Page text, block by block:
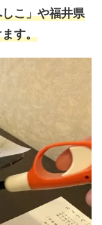
こ」や福井県
す。